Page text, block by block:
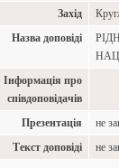
Захід
Назва доповіді
Інформація про
співдоповідачів
Презентація
не
Текст доповіді не